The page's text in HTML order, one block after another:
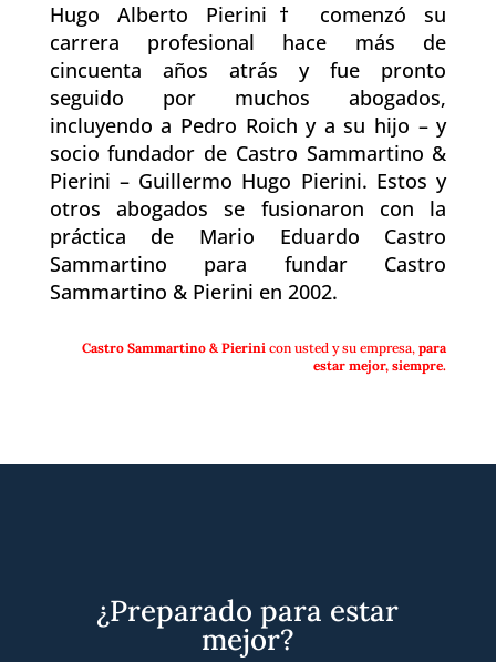
Hugo Alberto Pierini† comenzó su
carrera profesional hace más de
cincuenta años atrás y fue pronto
seguido por muchos abogados,
incluyendo a Pedro Roich y a su hijo – y
socio fundador de Castro Sammartino &
Pierini – Guillermo Hugo Pierini. Estos y
otros abogados se fusionaron con la
práctica de Mario Eduardo Castro
Sammartino para fundar Castro
Sammartino & Pierini en 2002.
Castro Sammartino & Pierini con usted y su empresa,para
estar mejor,siempre.
¿Preparado para estar
mejor?